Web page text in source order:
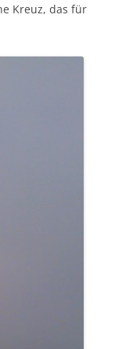
Kreuz, das für